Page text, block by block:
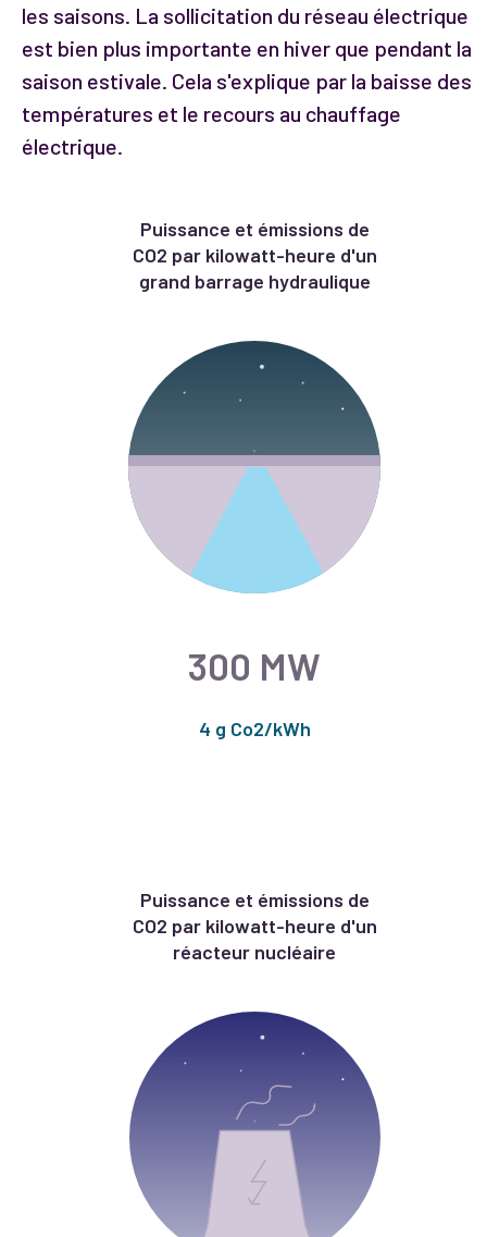
les saisons. La sollicitation du réseau électrique
est bien plus importante en hiver que pendant la
saison estivale. Cela s'explique par la baisse des
températures et le recours au chauffage
électrique.
Puissance et émissions de
CO2 par kilowatt-heure d'un
grand barrage hydraulique
300 MW
4 g Co2/kWh
Puissance et émissions de
CO2 par kilowatt-heure d'un
réacteur nucléaire